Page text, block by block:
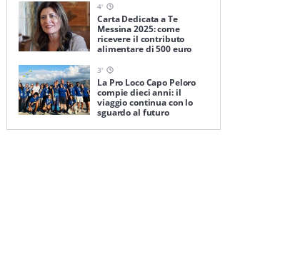
4'
Carta Dedicata a Te
Messina 2025: come
ricevere il contributo
alimentare di 500 euro
3'
La Pro Loco Capo Peloro
compie dieci anni: il
viaggio continua con lo
sguardo al futuro